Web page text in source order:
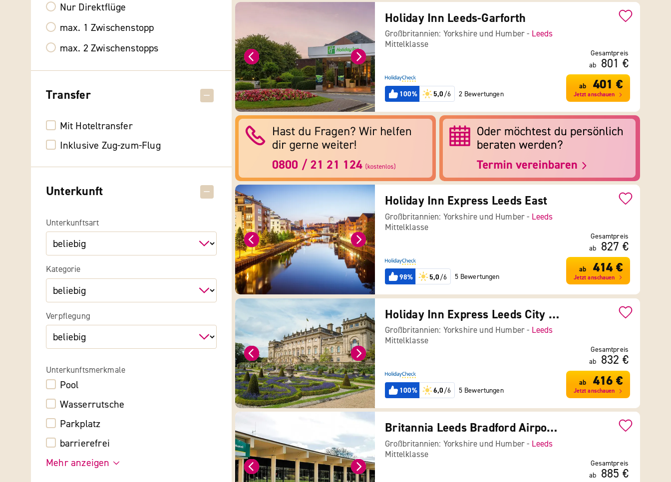
Nur Direktflüge
max. 1 Zwischenstopp
max. 2 Zwischenstopps
Transfer
Mit Hoteltransfer
Inklusive Zug-zum-Flug
Unterkunft
Unterkunftsart
Kategorie
Verpflegung
Unterkunftsmerkmale
Pool
Wasserrutsche
Parkplatz
barrierefrei
Mehr anzeigen
Holiday Inn Leeds-Garforth
Großbritannien: Yorkshire und Humber - Leeds
Mittelklasse
100% 5,0/6 2 Bewertungen
Gesamtpreis
ab
801 €
ab 401 €
Jetzt anschauen
Holiday Inn Express Leeds East
Großbritannien: Yorkshire und Humber - Leeds
Mittelklasse
98% 5,0/6 5 Bewertungen
Gesamtpreis
ab
827 €
ab 414 €
Jetzt anschauen
Holiday Inn Express Leeds City Centre
Großbritannien: Yorkshire und Humber - Leeds
Mittelklasse
100% 6,0/6 5 Bewertungen
Gesamtpreis
ab
832 €
ab 416 €
Jetzt anschauen
Britannia Leeds Bradford Airport Hotel & Spa
Großbritannien: Yorkshire und Humber - Leeds
Mittelklasse
Gesamtpreis
ab
885 €